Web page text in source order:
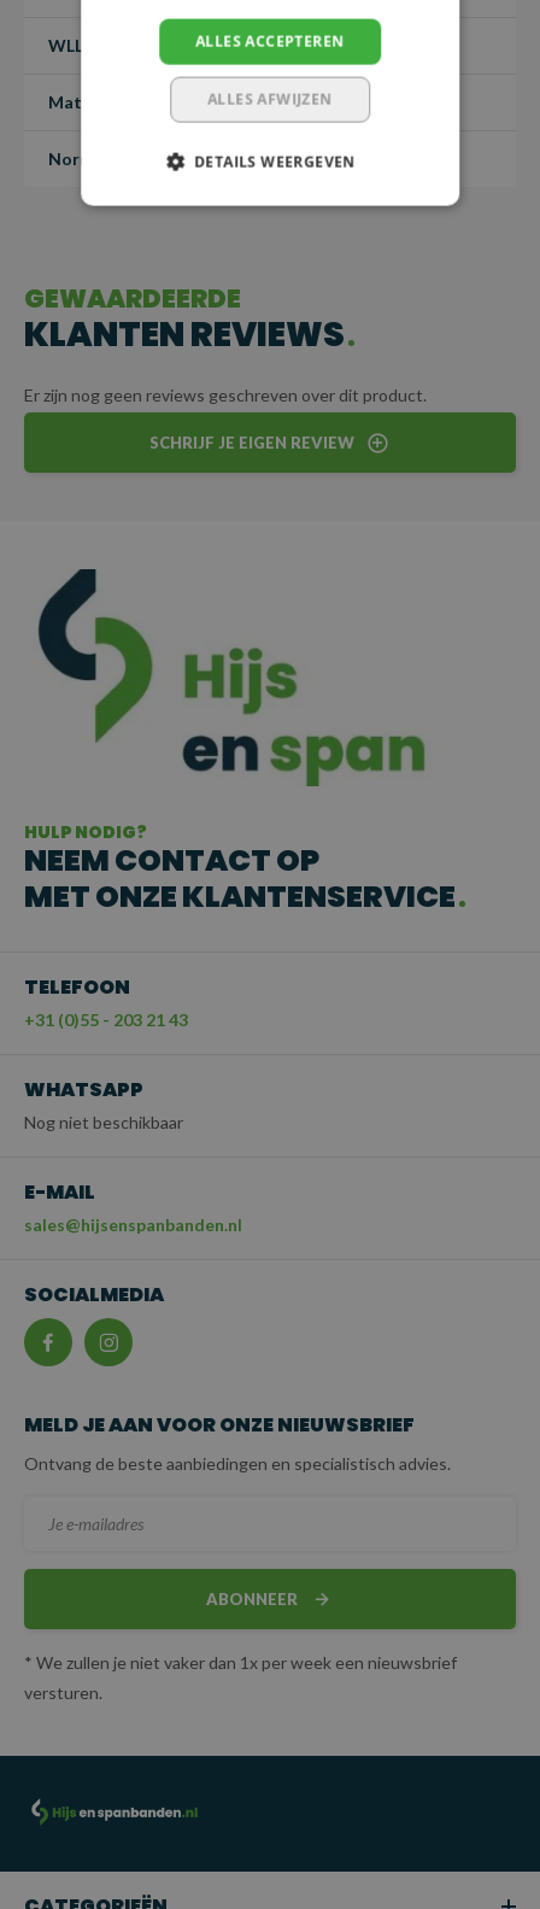
WLL (4:1) 6,7 ton
Materiaal Grade 100
Norm EN-1677-3
GEWAARDEERDE
KLANTEN REVIEWS
Er zijn nog geen reviews geschreven over dit product.
SCHRIJF JE EIGEN REVIEW
HULP NODIG?
NEEM CONTACT OP
MET ONZE KLANTENSERVICE
TELEFOON
+31 (0)55 - 203 21 43
WHATSAPP
Nog niet beschikbaar
E-MAIL
sales@hijsenspanbanden.nl
SOCIALMEDIA
MELD JE AAN VOOR ONZE NIEUWSBRIEF
Ontvang de beste aanbiedingen en specialistisch advies.
ABONNEER
* We zullen je niet vaker dan 1x per week een nieuwsbrief
versturen.
ALLES ACCEPTEREN
ALLES AFWIJZEN
DETAILS WEERGEVEN